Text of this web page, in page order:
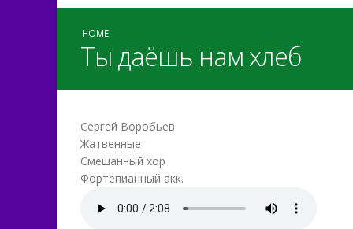
HOME
Ты даёшь нам хлеб
Сергей Воробьев
Жатвенные
Смешанный хор
Фортепианный акк.
Ты даёшь нам хлеб.mp3